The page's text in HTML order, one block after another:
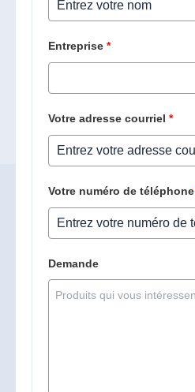
Entreprise *
Votre adresse courriel *
Votre numéro de téléphone
Demande